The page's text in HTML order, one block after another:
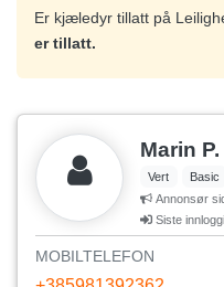
Er kjæledyr tillatt på
er tillatt.
Marin P.
Vert
Basic
Annonsør
Siste
MOBILTELEFON